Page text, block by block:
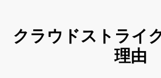
クラウドストライ
理由